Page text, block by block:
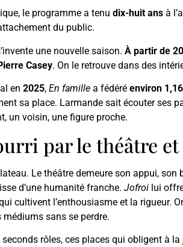
le programme a tenu dix-huit ans à
du public.
une nouvelle saison. À partir de
Casey. On le retrouve dans des
en 2025, En famille a fédéré environ
sa place. Larmande sait écouter ses
un voisin, une figure proche.
par le théâtre
Le théâtre demeure son appui, son
d’une humanité franche. Jofroi lui
cultivent l’enthousiasme et la rigueur.
médiums sans se perdre.
rôles, ces places qui obligent à la